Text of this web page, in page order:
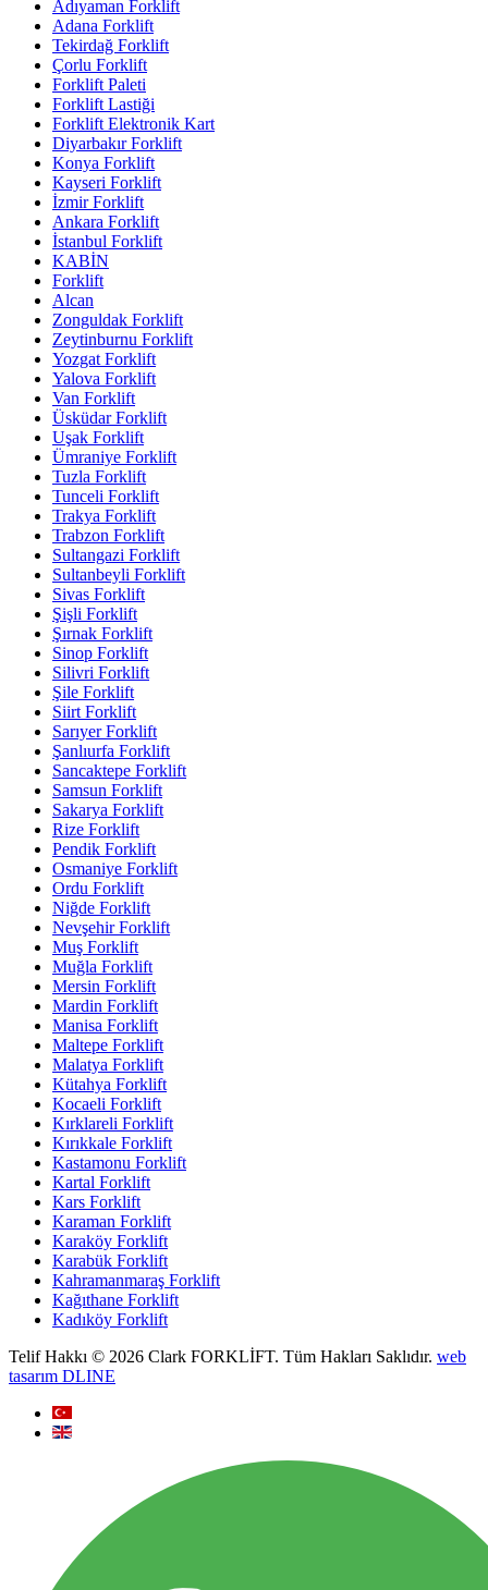
Adıyaman Forklift
Adana Forklift
Tekirdağ Forklift
Çorlu Forklift
Forklift Paleti
Forklift Lastiği
Forklift Elektronik Kart
Diyarbakır Forklift
Konya Forklift
Kayseri Forklift
İzmir Forklift
Ankara Forklift
İstanbul Forklift
KABİN
Forklift
Alcan
Zonguldak Forklift
Zeytinburnu Forklift
Yozgat Forklift
Yalova Forklift
Van Forklift
Üsküdar Forklift
Uşak Forklift
Ümraniye Forklift
Tuzla Forklift
Tunceli Forklift
Trakya Forklift
Trabzon Forklift
Sultangazi Forklift
Sultanbeyli Forklift
Sivas Forklift
Şişli Forklift
Şırnak Forklift
Sinop Forklift
Silivri Forklift
Şile Forklift
Siirt Forklift
Sarıyer Forklift
Şanlıurfa Forklift
Sancaktepe Forklift
Samsun Forklift
Sakarya Forklift
Rize Forklift
Pendik Forklift
Osmaniye Forklift
Ordu Forklift
Niğde Forklift
Nevşehir Forklift
Muş Forklift
Muğla Forklift
Mersin Forklift
Mardin Forklift
Manisa Forklift
Maltepe Forklift
Malatya Forklift
Kütahya Forklift
Kocaeli Forklift
Kırklareli Forklift
Kırıkkale Forklift
Kastamonu Forklift
Kartal Forklift
Kars Forklift
Karaman Forklift
Karaköy Forklift
Karabük Forklift
Kahramanmaraş Forklift
Kağıthane Forklift
Kadıköy Forklift
Telif Hakkı © 2026 Clark FORKLİFT. Tüm Hakları Saklıdır. web
tasarım DLINE